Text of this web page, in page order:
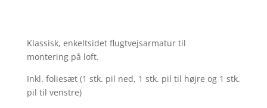
Klassisk, enkeltsidet flugtvejsarmatur til
montering på loft.
Inkl. foliesæt (1 stk. pil ned, 1 stk. pil til højre og 1 stk.
pil til venstre)